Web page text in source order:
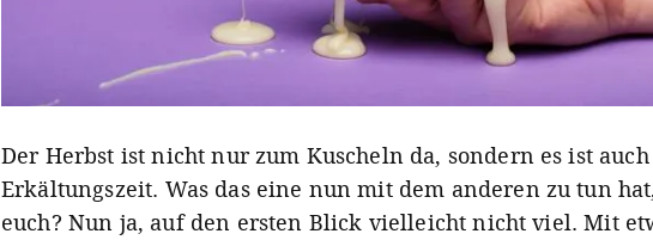
Der Herbst ist nicht nur zum Kuscheln da, sondern es ist auch
Erkältungszeit. Was das eine nun mit dem anderen zu tun
euch? Nun ja, auf den ersten Blick vielleicht nicht viel. Mit